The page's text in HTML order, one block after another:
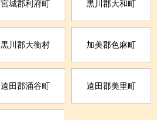
宮城郡利府町 黒川郡大和町
黒川郡大衡村 加美郡色麻町
遠田郡涌谷町 遠田郡美里町